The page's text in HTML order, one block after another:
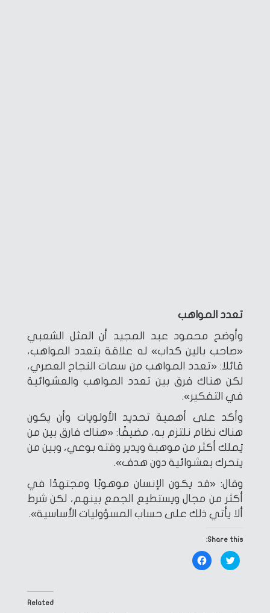
تعدد المواهب
وأوضح محمود عبد المجيد أن المثل الشعبي
«صاحب بالين كداب» له علاقة بتعدد المواهب،
قائلا: «تعدد المواهب من سمات النجاح العصري،
لكن هناك فرق بين تعدد المواهب والعشوائية
في التفكير».
وأكد على أهمية تحديد الأولويات وأن يكون
هناك نظام نلتزم به، مضيفًا: «هناك فارق بين من
يَملك أكثر من موهبة ويدير وقته بوعي، وبين من
يتحرك بعشوائية دون هدف».
وقال: «قد يكون الإنسان موهوبًا ومجتهدًا في
أكثر من مجال ويستطيع الجمع بينهم، لكن شرط
ألا يأتي ذلك على حساب المسؤوليات الأساسية».
Share this:
Click
to
share
Click
to
Related